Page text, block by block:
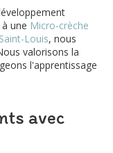
une Micro-crèche
Louis, nous
valorisons la
l'apprentissage
avec